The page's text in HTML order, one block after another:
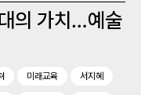
의 가치…예술
미래교육 서지혜